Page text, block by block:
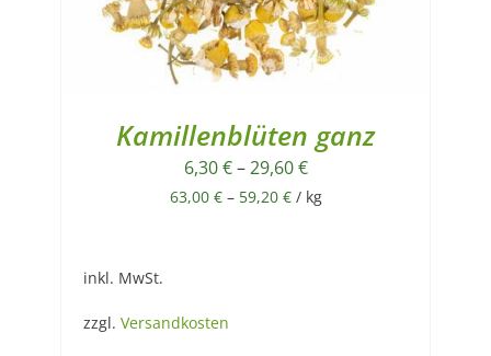
Kamillenblüten ganz
6,30€–29,60€
63,00 €– 59,20 €/ kg
inkl. MwSt.
zzgl. Versandkosten